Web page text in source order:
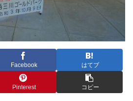
Facebook はてブ
Pinterest コピー